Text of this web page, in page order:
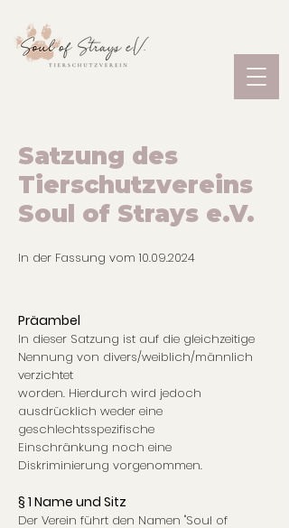
Satzung des
Tierschutzvereins
Soul of Strays e.V.
In der Fassung vom 10.09.2024
Präambel
In dieser Satzung ist auf die gleichzeitige
Nennung von divers/weiblich/männlich
verzichtet
worden. Hierdurch wird jedoch
ausdrücklich weder eine
geschlechtsspezifische
Einschränkung noch eine
Diskriminierung vorgenommen.
§ 1 Name und Sitz
Der Verein führt den Namen "Soul of